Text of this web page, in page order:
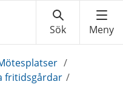
/
fritidsgårdar /